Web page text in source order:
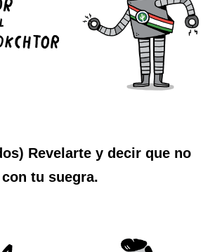
Revelarte y decir que no
tu suegra.